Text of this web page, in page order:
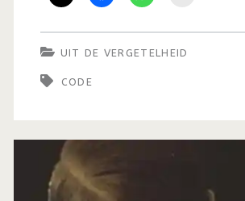
vergetelheid:
De
UIT DE VERGETELHEID
CODE